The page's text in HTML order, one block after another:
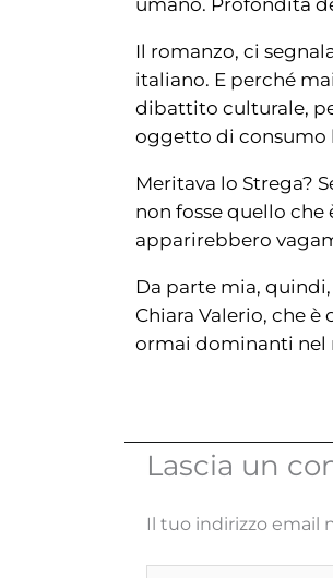
umano. Profondità
Il romanzo, ci
italiano. E perché
dibattito culturale,
oggetto di consumo
Meritava lo Strega?
non fosse quello
apparirebbero
Da parte mia,
Chiara Valerio, che
ormai dominanti nel
Lascia un
Il tuo indirizzo email